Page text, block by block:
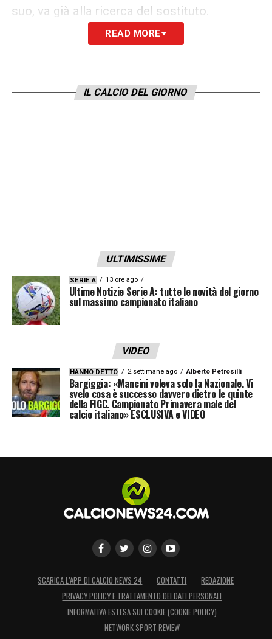
suo, va già alla ricerca del sostituto.
,Gattusoguarda al suo ex ai
Come da La Nazione, infatti, la società
READ MORE
IL CALCIO DEL GIORNO
ULTIMISSIME
SERIE A 13 ore ago
Ultime Notizie Serie A: tutte le novità del giorno
sul massimo campionato italiano
VIDEO
HANNO DETTO 2 settimane ago Alberto Petrosilli
Bargiggia: «Mancini voleva solo la Nazionale. Vi
svelo cosa è successo davvero dietro le quinte
della FIGC. Campionato Primavera male del
calcio italiano» ESCLUSIVA e VIDEO
SCARICA L’APP DI CALCIO NEWS 24 CONTATTI
REDAZIONE
PRIVACY POLICY E TRATTAMENTO DEI DATI PERSONALI
INFORMATIVA ESTESA SUI COOKIE (COOKIE POLICY)
NETWORK SPORT REVIEW